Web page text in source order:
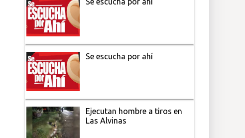
Se escucha por ahí
Ejecutan hombre a tiros en
Las Alvinas